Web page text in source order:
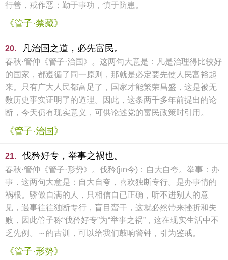
行善，戒作恶；勤于事功，慎于防患。
《管子·禁藏》
20. 凡治国之道，必先富民。
春秋·管仲《管子·治国》。这两句大意是：凡是治理得比较好
的国家，都遵循了同一原则，那就是必定要先使人民富裕起
来。只有广大人民都富足了，国家才能繁荣昌盛，这是被无
数历史事实证明了的道理。因此，这条两千多年前提出的论
断，今天仍有现实意义，可供论述党的富民政策时引用。
《管子·治国》
21. 伐矜好专，举事之祸也。
春秋·管仲《管子·形势》。伐矜(jīn今)：自大自夸。举事：办
事．这两句大意是：自大自夸，喜欢独断专行。是办事情的
祸根。骄傲自满的人，只相信自已正确，听不进别人的意
见，遇事往往独断专行，盲目蛮干，这就必然带来挫折和失
败，因此管子称“伐矜好专”为“举事之祸”，这在现实生活中不
乏先例。～的古训，可以给我们鼓响警钟，引为鉴戒。
《管子·形势》